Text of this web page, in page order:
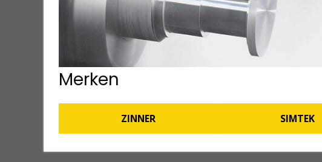
Merken
ZINNER SIMTEK